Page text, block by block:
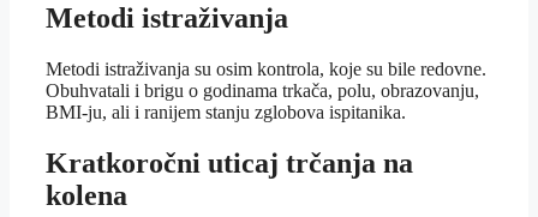
Metodi istraživanja
Metodi istraživanja su osim kontrola, koje su bile redovne.
Obuhvatali i brigu o godinama trkača, polu, obrazovanju,
BMI-ju, ali i ranijem stanju zglobova ispitanika.
Kratkoročni uticaj trčanja na
kolena